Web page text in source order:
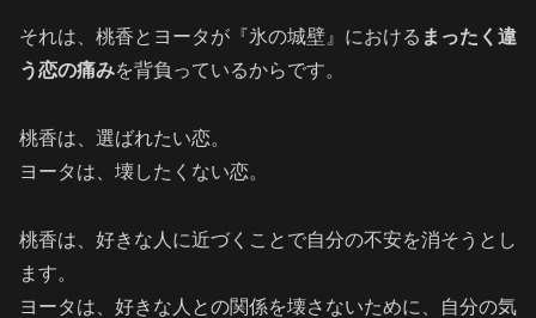
それは、桃香とヨータが『氷の城壁』における まったく違
う恋の痛みを背負っているからです。
桃香は、選ばれたい恋。
ヨータは、壊したくない恋。
桃香は、好きな人に近づくことで自分の不安を消そうとし
ます。
ヨータは、好きな人との関係を壊さないために、自分の気